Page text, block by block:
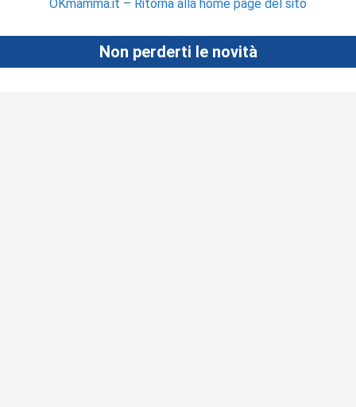
OKmamma.it – Ritorna alla home page del sito
Non perderti le novità